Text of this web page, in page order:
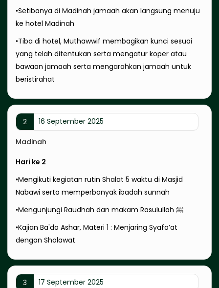
•Setibanya di Madinah jamaah akan langsung menuju
ke hotel Madinah
•Tiba di hotel, Muthawwif membagikan kunci sesuai
yang telah ditentukan serta mengatur koper atau
bawaan jamaah serta mengarahkan jamaah untuk
beristirahat
2 16 September 2025
Madinah
Hari ke 2
•Mengikuti kegiatan rutin Shalat 5 waktu di Masjid
Nabawi serta memperbanyak ibadah sunnah
•Mengunjungi Raudhah dan makam Rasulullah ﷺ
•Kajian Ba'da Ashar, Materi 1 : Menjaring Syafa’at
dengan Sholawat
3 17 September 2025